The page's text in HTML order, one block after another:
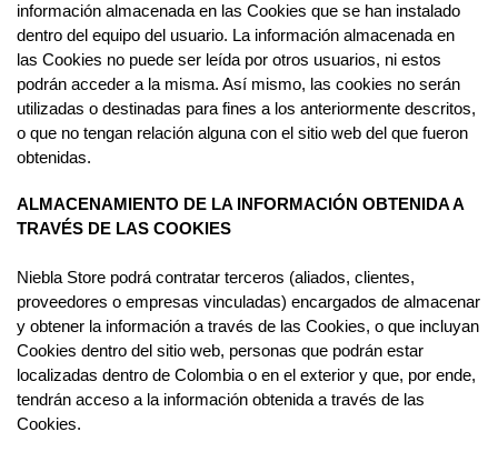
información almacenada en las Cookies que se han instalado
dentro del equipo del usuario. La información almacenada en
las Cookies no puede ser leída por otros usuarios, ni estos
podrán acceder a la misma. Así mismo, las cookies no serán
utilizadas o destinadas para fines a los anteriormente descritos,
o que no tengan relación alguna con el sitio web del que fueron
obtenidas.
ALMACENAMIENTO DE LA INFORMACIÓN OBTENIDA A
TRAVÉS DE LAS COOKIES
Niebla Store podrá contratar terceros (aliados, clientes,
proveedores o empresas vinculadas) encargados de almacenar
y obtener la información a través de las Cookies, o que incluyan
Cookies dentro del sitio web, personas que podrán estar
localizadas dentro de Colombia o en el exterior y que, por ende,
tendrán acceso a la información obtenida a través de las
Cookies.